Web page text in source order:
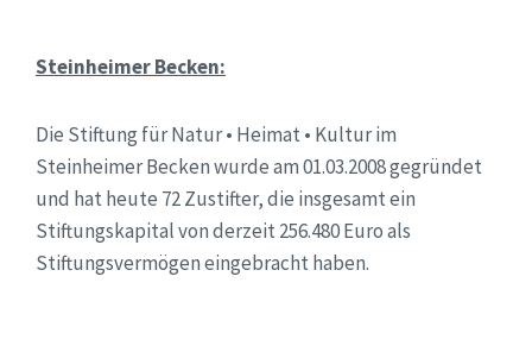
Steinheimer Becken:
Die Stiftung für Natur • Heimat • Kultur im
Steinheimer Becken wurde am 01.03.2008 gegründet
und hat heute 72 Zustifter, die insgesamt ein
Stiftungskapital von derzeit 256.480 Euro als
Stiftungsvermögen eingebracht haben.